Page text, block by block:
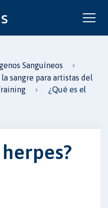
Sanguíneos
sangre para artistas del
¿Qué es el